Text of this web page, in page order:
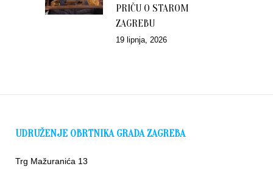
PRIČU O STAROM
ZAGREBU
19 lipnja, 2026
UDRUŽENJE OBRTNIKA GRADA ZAGREBA
Trg Mažuranića 13